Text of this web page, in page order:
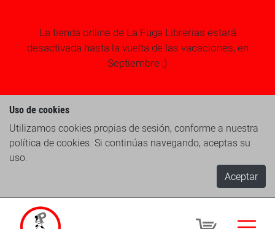
La tienda online de La Fuga Librerias estará
desactivada hasta la vuelta de las vacaciones, en
Septiembre ;)
Uso de cookies
Utilizamos cookies propias de sesión, conforme a nuestra
política de cookies. Si continúas navegando, aceptas su
uso.
Aceptar